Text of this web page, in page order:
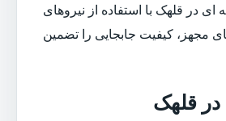
در قلهک با استفاده از نیروهای
مجهز، کیفیت جابجایی را تضمین
قلهک